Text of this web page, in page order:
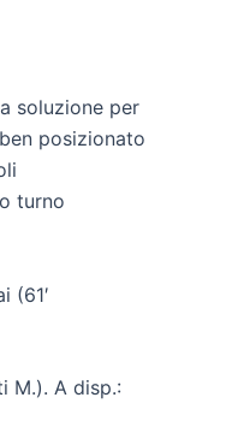
soluzione per
posizionato
turno
(61′
M.). A disp.: